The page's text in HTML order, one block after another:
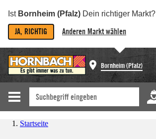
Ist Bornheim (Pfalz) Dein richtiger Markt?
JA, RICHTIG Anderen Markt wählen
Bornheim (Pfalz)
Startseite